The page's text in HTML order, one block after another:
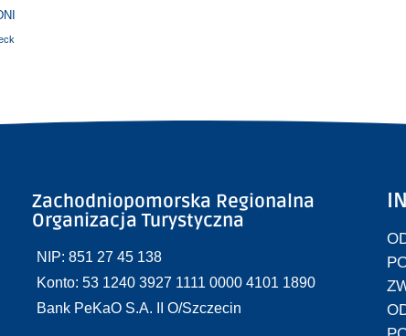
Zachodniopomorska Regionalna
Organizacja Turystyczna
NIP: 851 27 45 138
Konto: 53 1240 3927 1111 0000 4101 1890
Bank PeKaO S.A. II O/Szczecin